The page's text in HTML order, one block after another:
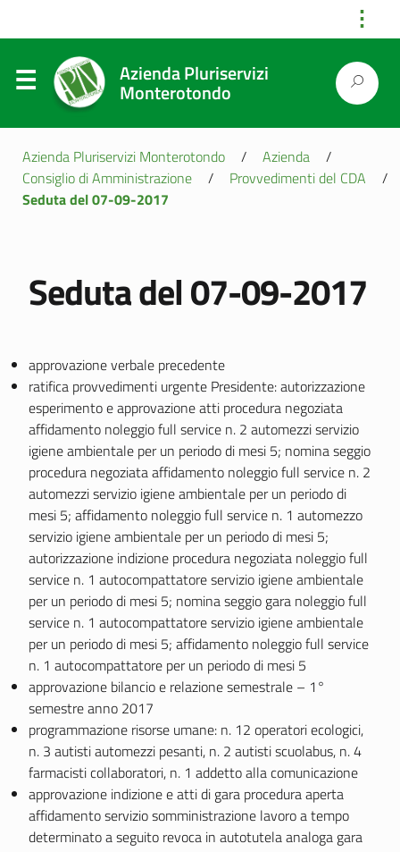
⋮
Azienda Pluriservizi
Monterotondo
Azienda Pluriservizi Monterotondo / Azienda
/
Consiglio di Amministrazione
/ Provvedimenti del CDA
/
Seduta del 07-09-2017
Seduta del 07-09-2017
approvazione verbale precedente
ratifica provvedimenti urgente Presidente: autorizzazione
esperimento e approvazione atti procedura negoziata
affidamento noleggio full service n. 2 automezzi servizio
igiene ambientale per un periodo di mesi 5; nomina seggio
procedura negoziata affidamento noleggio full service n. 2
automezzi servizio igiene ambientale per un periodo di
mesi 5; affidamento noleggio full service n. 1 automezzo
servizio igiene ambientale per un periodo di mesi 5;
autorizzazione indizione procedura negoziata noleggio full
service n. 1 autocompattatore servizio igiene ambientale
per un periodo di mesi 5; nomina seggio gara noleggio full
service n. 1 autocompattatore servizio igiene ambientale
per un periodo di mesi 5; affidamento noleggio full service
n. 1 autocompattatore per un periodo di mesi 5
approvazione bilancio e relazione semestrale – 1°
semestre anno 2017
programmazione risorse umane: n. 12 operatori ecologici,
n. 3 autisti automezzi pesanti, n. 2 autisti scuolabus, n. 4
farmacisti collaboratori, n. 1 addetto alla comunicazione
approvazione indizione e atti di gara procedura aperta
affidamento servizio somministrazione lavoro a tempo
determinato a seguito revoca in autotutela analoga gara